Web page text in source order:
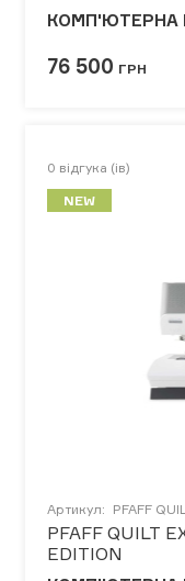
76 500 ГРН
0 відгука (ів)
NEW
Артикул: PFAFF
PFAFF QUILT
EDITION